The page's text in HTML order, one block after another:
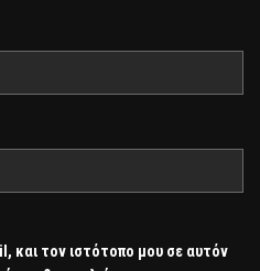
και τον ιστότοπο μου σε αυτόν